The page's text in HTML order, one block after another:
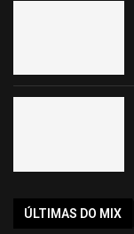
ÚLTIMAS DO MIX